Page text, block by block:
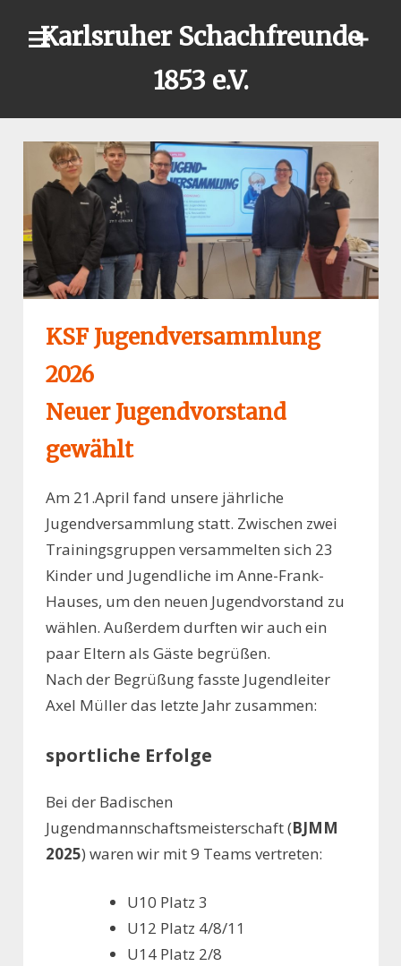
Karlsruher Schachfreunde
1853 e.V.
KSF Jugendversammlung
2026
Neuer Jugendvorstand
gewählt
Am 21.April fand unsere jährliche
Jugendversammlung statt. Zwischen zwei
Trainingsgruppen versammelten sich 23
Kinder und Jugendliche im Anne-Frank-
Hauses, um den neuen Jugendvorstand zu
wählen. Außerdem durften wir auch ein
paar Eltern als Gäste begrüßen.
Nach der Begrüßung fasste Jugendleiter
Axel Müller das letzte Jahr zusammen:
sportliche Erfolge
Bei der Badischen
Jugendmannschaftsmeisterschaft (BJMM
2025) waren wir mit 9 Teams vertreten:
U10​ Platz 3
U12​ Platz 4/8/11
U14​ Platz 2/8